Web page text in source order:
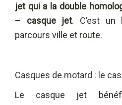
jet qui a la double
– casque jet. C’est un
parcours ville et route.
Casques de motard : le
Le casque jet